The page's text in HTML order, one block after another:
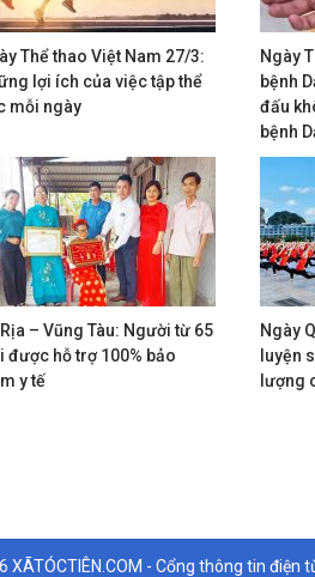
Thể thao Việt Nam 27/3:
lợi ích của việc tập thể
mỗi ngày
Ngày
bệnh
đấu
bệnh
Rịa – Vũng Tàu: Người từ 65
được hỗ trợ 100% bảo
y tế
Ngày
luyện
lượng
XÃTÓCTIÊN.COM - Cổng thông tin điện